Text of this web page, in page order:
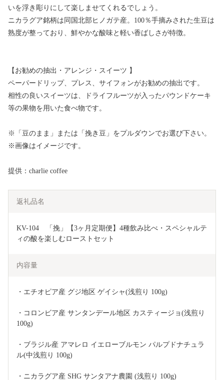
いを浮き彫りにして楽しませてくれるでしょう。
ニカラグア銘柄は同国北部ヒノガテ産。100％手摘みされた生豆は
熟度が整っており、鮮やかな酸味と軽い香ばしさが特徴。
【お勧めの抽出・アレンジ・スイーツ 】
ペーパードリップ、プレス、サイフォンがお勧めの抽出です。
相性の良いスイーツは、ドライフルーツが入ったパウンドケーキ
等の果物を用いた食べ物です。
※「豆のまま」または「挽き豆」をプルダウンでお選び下さい。
※画像はイメージです。
提供：charlie coffee
返礼品名
KV-104　「挽」【3ヶ月定期便】4種飲み比べ・スペシャルテ
ィの酸を楽しむローストセット
内容量
・エチオピア産 グジ地区 ゲイシャ(浅煎り 100g)
・コロンビア産 サンタンデール地区 カスティージョ(浅煎り
100g)
・ブラジル産 アマレロ イエローブルモン パルプドナチュラ
ル(中浅煎り 100g)
・ニカラグア産 SHG サンタアナ農園 (浅煎り 100g)